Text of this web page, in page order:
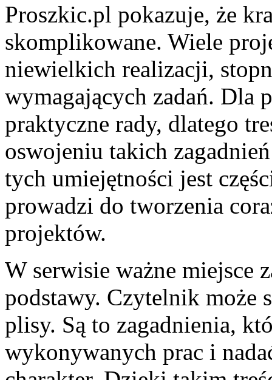
Proszkic.pl pokazuje, że
skomplikowane. Wiele
niewielkich realizacji,
wymagających zadań. Dla
praktyczne rady, dlatego
oswojeniu takich
tych umiejętności jest
prowadzi do tworzenia
projektów.
W serwisie ważne miejsce
podstawy. Czytelnik może
plisy. Są to zagadnienia,
wykonywanych prac i